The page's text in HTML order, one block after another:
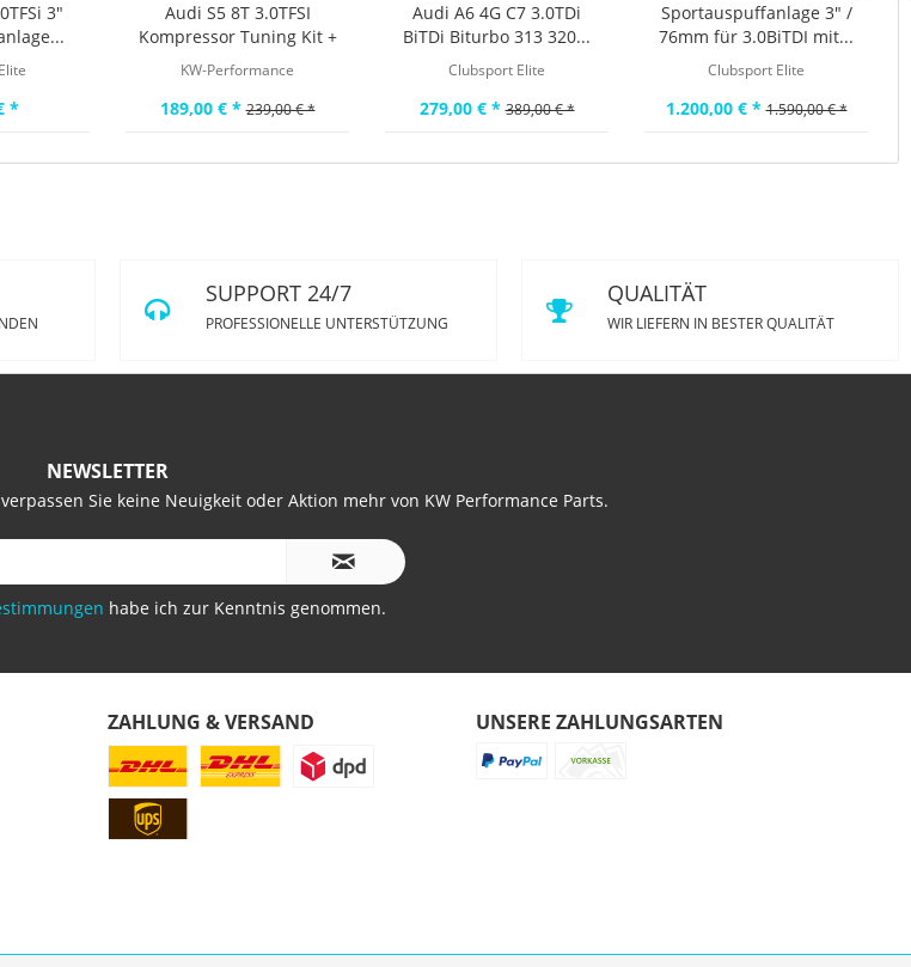
3"
*
Audi S5 8T 3.0TFSI
Kompressor Tuning Kit +
100PS
KW-Performance
189,00 € * 239,00 € *
Audi A6 4G C7 3.0TDi
BiTDi Biturbo 313 320...
Clubsport Elite
279,00 € * 389,00 € *
Sportauspuffanlage 3" /
76mm für 3.0BiTDI mit...
Clubsport Elite
1.200,00 € * 1.590,00 € *
SUPPORT 24/7
PROFESSIONELLE UNTERSTÜTZUNG
QUALITÄT
WIR LIEFERN IN BESTER QUALITÄT
NEWSLETTER
Sie keine Neuigkeit oder Aktion mehr von KW Performance Parts.
habe ich zur Kenntnis genommen.
ZAHLUNG & VERSAND UNSERE ZAHLUNGSARTEN